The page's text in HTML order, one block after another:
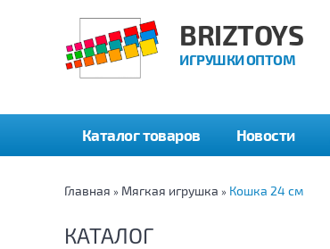
BRIZTOYS
ИГРУШКИ ОПТОМ
Каталог товаров Новости
Главная » Мягкая игрушка » Кошка 24 см
КАТАЛОГ